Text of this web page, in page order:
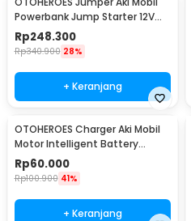
Powerbank Jump Starter 12V
10000mAh 300A - K21
Rp248.300
Rp340.900 28%
+ Keranjang
OTOHEROES Charger Aki Mobil
Motor Intelligent Battery
Charger 12V 2A - C1202-6
Rp60.000
Rp100.900 41%
+ Keranjang